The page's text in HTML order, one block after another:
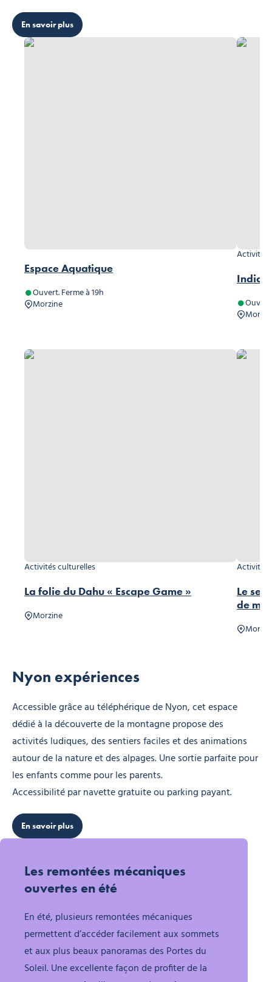
En savoir plus
Espace Aquatique
Ouvert. Ferme à 19h
Morzine
Espace Aquatique, © Espace Aquatique de Morzine
Activités
Indiana
La folie du Dahu « Escape Game »
Activités culturelles
Morzine
La folie du Dahu « Escape Game », ©dlm
Le
de
Activités
Le
Nyon expériences
Accessible grâce au téléphérique de Nyon, cet espace
dédié à la découverte de la montagne propose des
activités ludiques, des sentiers faciles et des animations
autour de la nature et des alpages. Une sortie parfaite pour
les enfants comme pour les parents.
Accessibilité par navette gratuite ou parking payant.
En savoir plus
Les remontées mécaniques
ouvertes en été
En été, plusieurs remontées mécaniques
permettent d’accéder facilement aux sommets
et aux plus beaux panoramas des Portes du
Soleil. Une excellente façon de profiter de la